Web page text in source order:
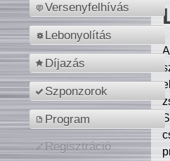
Versenyfelhívás
Lebonyolítás
Díjazás
Szponzorok
Program
Regisztráció